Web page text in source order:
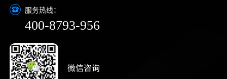
服务热线：
400-8793-956
微信咨询